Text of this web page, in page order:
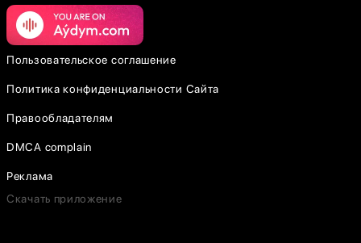
Пользовательское соглашение
Политика конфиденциальности Сайта
Правообладателям
DMCA complain
Реклама
Скачать приложение